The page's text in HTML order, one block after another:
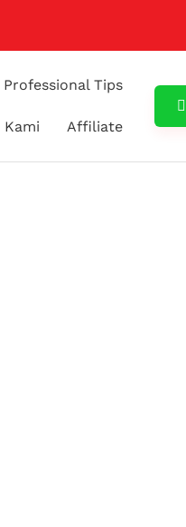
Professional Tips
Kami Affiliate